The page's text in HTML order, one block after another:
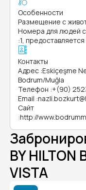
Особенности
Размещение с
Номера для людей
:1,
Контакты
Адрес :Eskiçeşme
Bodrum/Muğla
Телефон :+(90)
Email :
Сайт
:http://
BY HILTON
VISTA